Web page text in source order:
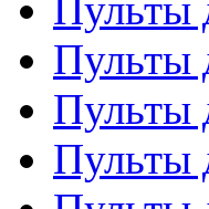
Пульты
Пульты
Пульты